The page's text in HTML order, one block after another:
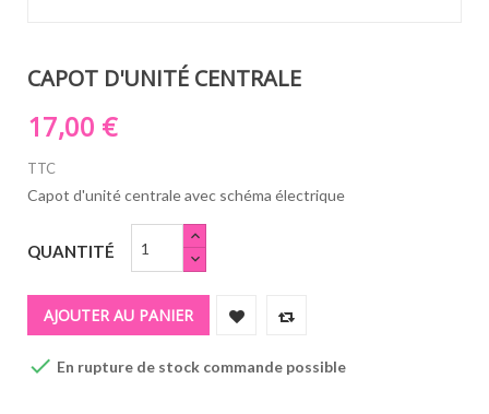
CAPOT D'UNITÉ CENTRALE
17,00 €
TTC
Capot d'unité centrale avec schéma électrique
QUANTITÉ
AJOUTER AU PANIER
 En rupture de stock commande possible